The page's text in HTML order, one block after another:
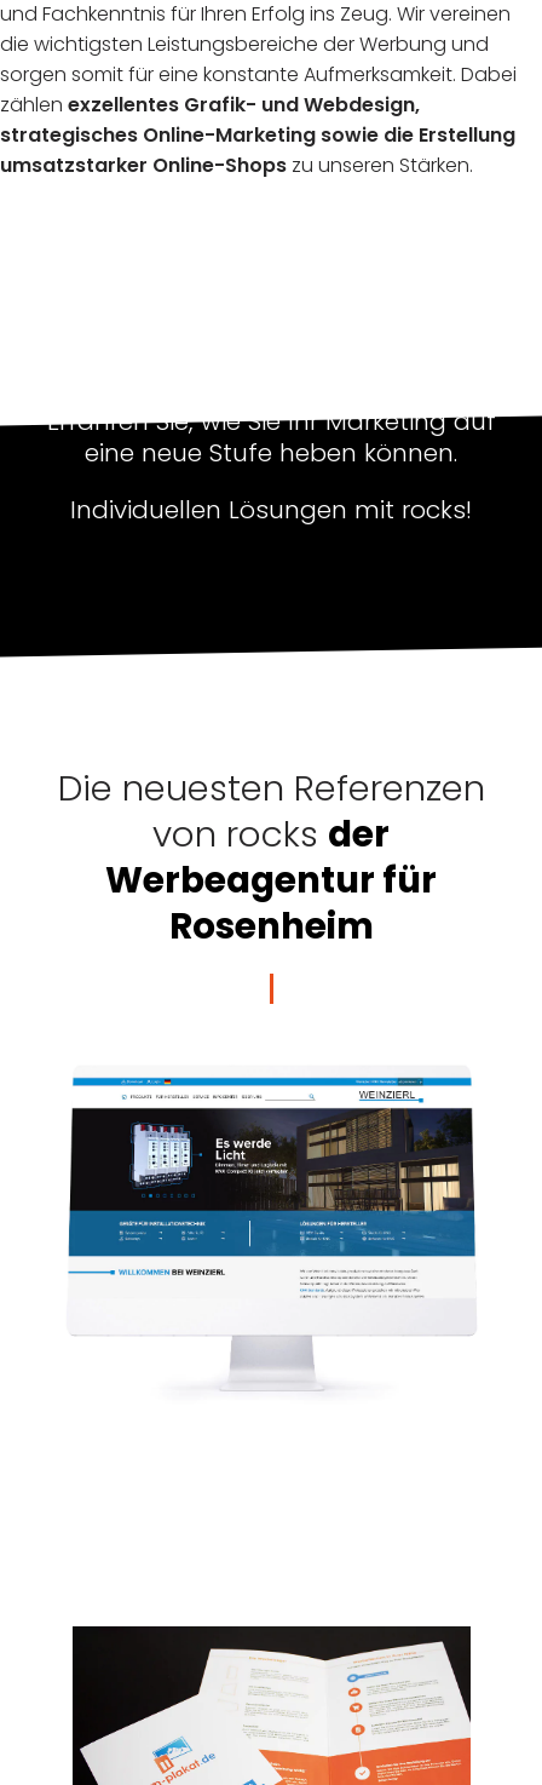
und Fachkenntnis für Ihren Erfolg ins Zeug. Wir vereinen
die wichtigsten Leistungsbereiche der Werbung und
sorgen somit für eine konstante Aufmerksamkeit. Dabei
zählen exzellentes Grafik- und Webdesign,
strategisches Online-Marketing sowie die Erstellung
umsatzstarker Online-Shops zu unseren Stärken.
Erfahren Sie, wie Sie Ihr Marketing auf
eine neue Stufe heben können.
Individuellen Lösungen mit rocks!
Die neuesten Referenzen
von rocks der
Werbeagentur für
Rosenheim